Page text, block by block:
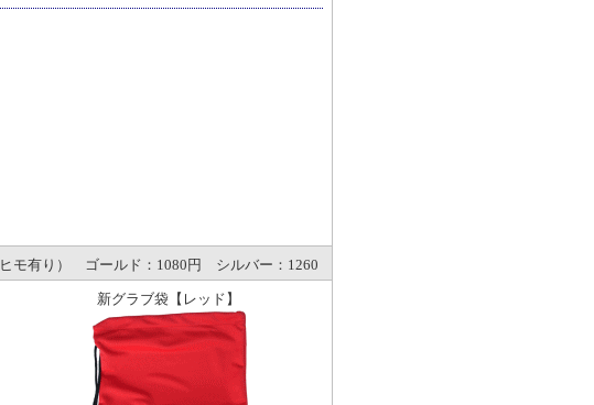
モ有り） ゴールド：1080円 シルバー：1260
新グラブ袋【レッド】